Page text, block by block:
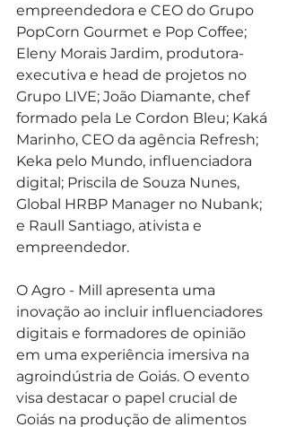
empreendedora e CEO do Grupo
PopCorn Gourmet e Pop Coffee;
Eleny Morais Jardim, produtora-
executiva e head de projetos no
Grupo LIVE; João Diamante, chef
formado pela Le Cordon Bleu; Kaká
Marinho, CEO da agência Refresh;
Keka pelo Mundo, influenciadora
digital; Priscila de Souza Nunes,
Global HRBP Manager no Nubank;
e Raull Santiago, ativista e
empreendedor.
O Agro - Mill apresenta uma
inovação ao incluir influenciadores
digitais e formadores de opinião
em uma experiência imersiva na
agroindústria de Goiás. O evento
visa destacar o papel crucial de
Goiás na produção de alimentos